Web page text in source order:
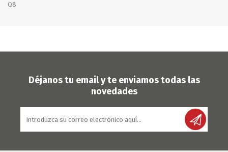
Q8
Déjanos tu email y te enviamos todas las
novedades